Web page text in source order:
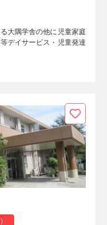
大隅学舎の他に児童家庭
デイサービス・児童発達